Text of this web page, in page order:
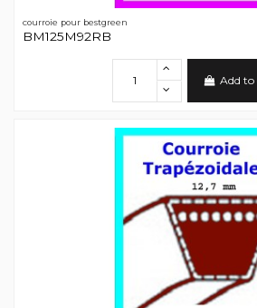
courroie pour bestgreen
BM125M92RB
Add to